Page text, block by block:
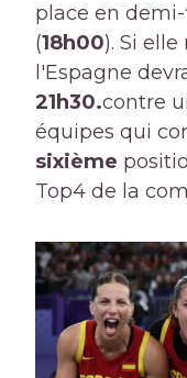
place en
(18h00). Si
l'Espagne
21h30.contre
équipes qui
sixième
Top4 de la